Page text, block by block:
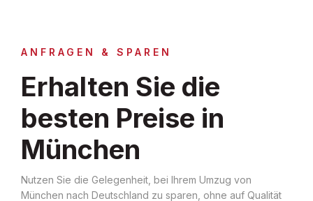
ANFRAGEN & SPAREN
Erhalten Sie die
besten Preise in
München
Nutzen Sie die Gelegenheit, bei Ihrem Umzug von
München nach Deutschland zu sparen, ohne auf Qualität